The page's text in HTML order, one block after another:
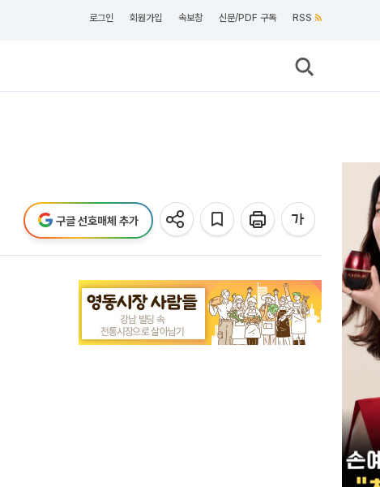
로그인 회원가입 속보창 신문/PDF 구독 RSS
구글 선호매체 추가